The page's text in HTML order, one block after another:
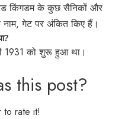
किंगडम के कुछ सैनिकों और
गेट पर अंकित किए हैं।
1931 को शुरू हुआ था।
this post?
to rate it!